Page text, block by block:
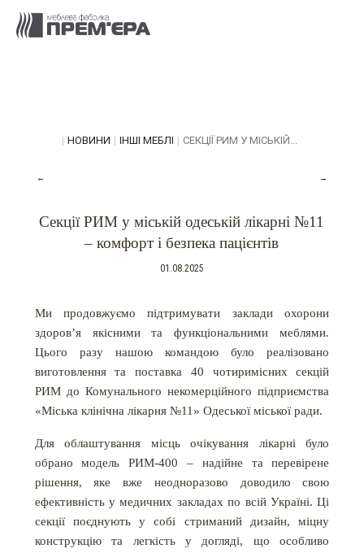
| НОВИНИ | ІНШІ МЕБЛІ | СЕКЦІЇ РИМ У МІСЬКІЙ...
Секції РИМ у міській одеській лікарні №11
– комфорт і безпека пацієнтів
01.08.2025
Ми продовжуємо підтримувати заклади охорони
здоров’я якісними та функціональними меблями.
Цього разу нашою командою було реалізовано
виготовлення та поставка 40 чотиримісних секцій
РИМ до Комунального некомерційного підприємства
«Міська клінічна лікарня №11» Одеської міської ради.
Для облаштування місць очікування лікарні було
обрано модель РИМ-400 – надійне та перевірене
рішення, яке вже неодноразово доводило свою
ефективність у медичних закладах по всій Україні. Ці
секції поєднують у собі стриманий дизайн, міцну
конструкцію та легкість у догляді, що особливо
← →